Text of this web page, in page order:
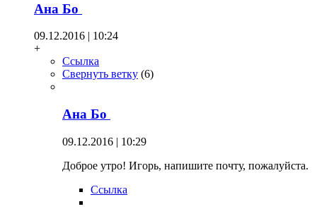
Ана Бо
09.12.2016 | 10:24
+
Ссылка
Свернуть ветку (6)
Ана Бо
09.12.2016 | 10:29
Доброе утро! Игорь, напишите почту, пожалуйста.
Ссылка